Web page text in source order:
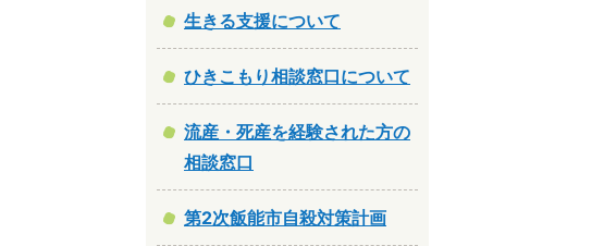
生きる支援について
ひきこもり相談窓口について
流産・死産を経験された方の
相談窓口
第2次飯能市自殺対策計画